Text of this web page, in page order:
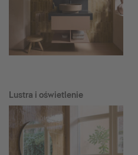
Lustra i oświetlenie